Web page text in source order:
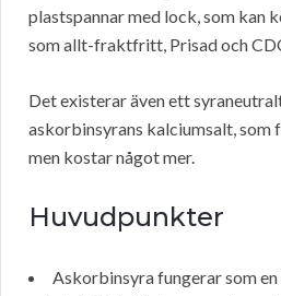
plastspannar med lock, som kan
som allt-fraktfritt, Prisad och
Det existerar även ett
askorbinsyrans kalciumsalt, som
men kostar något mer.
Huvudpunkter
Askorbinsyra fungerar som